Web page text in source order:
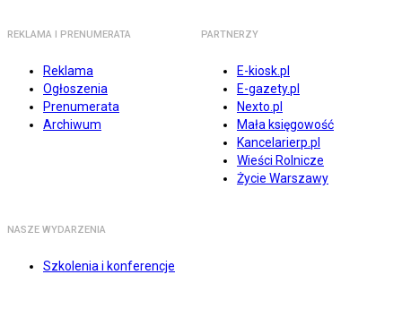
REKLAMA I PRENUMERATA
Reklama
Ogłoszenia
Prenumerata
Archiwum
PARTNERZY
E-kiosk.pl
E-gazety.pl
Nexto.pl
Mała księgowość
Kancelarierp.pl
Wieści Rolnicze
Życie Warszawy
NASZE WYDARZENIA
Szkolenia i konferencje